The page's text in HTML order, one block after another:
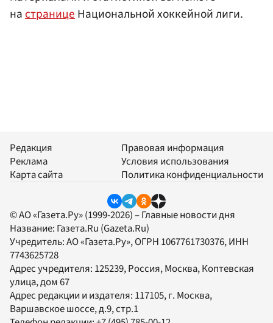
настраницеНациональной хоккейной лиги.
Редакция
Реклама
Карта сайта
Правовая информация
Условия использования
Политика конфиденциальности
© АО «Газета.Ру» (1999-2026) – Главные новости дня
Название: Газета.Ru (Gazeta.Ru)
Учредитель:АО «Газета.Ру», ОГРН 1067761730376, ИНН
7743625728
Адрес учредителя: 125239, Россия, Москва, Коптевская
улица, дом 67
Адрес редакции и издателя: 117105, г. Москва,
Варшавское шоссе, д.9, стр.1